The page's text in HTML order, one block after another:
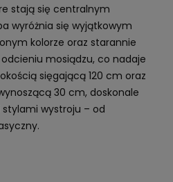
stają się centralnym
wyróżnia się wyjątkowym
kolorze oraz starannie
mosiądzu, co nadaje
sięgającą 120 cm oraz
30 cm, doskonale
wystroju – od